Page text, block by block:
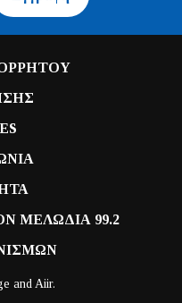
ΜΕΛΩΔΙΑ 99.2
andAiir.